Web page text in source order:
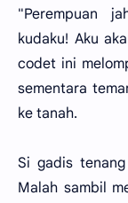
"Perempuan
kudaku! Aku
codet ini
sementara
ke tanah.
Si gadis
Malah sambil